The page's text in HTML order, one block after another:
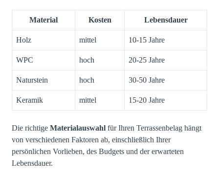
Material Kosten Lebensdauer
Holz mittel 10-15 Jahre
WPC hoch 20-25 Jahre
Naturstein hoch 30-50 Jahre
Keramik mittel 15-20 Jahre
Die richtige Materialauswahl für Ihren Terrassenbelag hängt
von verschiedenen Faktoren ab, einschließlich Ihrer
persönlichen Vorlieben, des Budgets und der erwarteten
Lebensdauer.